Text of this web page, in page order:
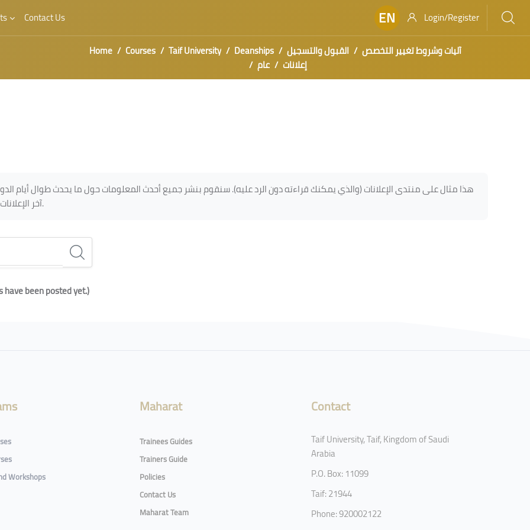
Contact Us EN
Login/Register
Home
Courses Taif University Deanships القبول والتسجيل
آليات وشروط تغيير التخصص
عام
إعلانات
هذا مثال على منتدى الإعلانات (والذي يمكنك قراءته دون الرد عليه). سنقوم بنشر جميع أحدث المعلومات حول ما يحدث طوال أيام
آخر الإعلانات في صفحة الدورة.
been posted yet.)
Workshops
Maharat
Trainees Guides
Trainers Guide
Policies
Contact Us
Maharat Team
Contact
Taif University, Taif, Kingdom of Saudi
Arabia
P.O. Box: 11099
Taif: 21944
Phone: 920002122